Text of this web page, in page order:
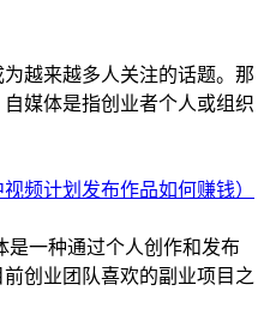
越来越多人关注的话题。那
媒体是指创业者个人或组织
频计划发布作品如何赚钱）
是一种通过个人创作和发布
创业团队喜欢的副业项目之